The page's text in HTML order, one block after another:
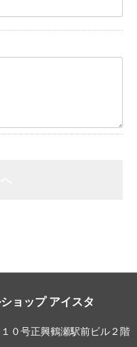
ョップ アイスタ
０号正興鶴瀬駅前ビル２階